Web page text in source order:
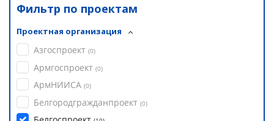
Фильтр по проектам
Проектная организация
Азгоспроект (0)
Армгоспроект (0)
АрмНИИСА (0)
Белгородгражданпроект (0)